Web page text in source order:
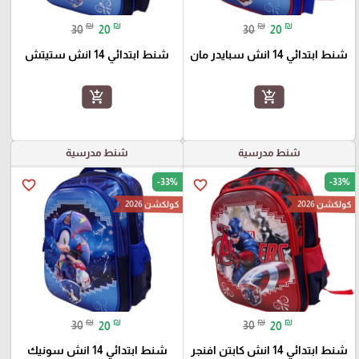
30 ₪ 20 ₪
شنط ابتدائي 14 انش سبايدر مان
add_shopping_cart
30 ₪ 20 ₪
شنط ابتدائي 14 انش ستيتش
add_shopping_cart
شنط مدرسية
favorite_border -33%
كولكشن 2026
30 ₪ 20 ₪
شنط ابتدائي 14 انش كابتن افنجر
شنط مدرسية
favorite_border -33%
كولكشن 2026
30 ₪ 20 ₪
شنط ابتدائي 14 انش سونيك